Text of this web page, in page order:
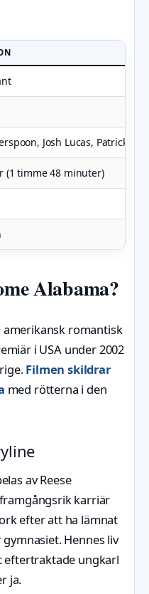
Josh Lucas, Patrick
(1 timme 48 minuter)
Alabama?
amerikansk romantisk
i USA under 2002
Filmen skildrar
med rötterna i den
av Reese
karriär
efter att ha lämnat
Hennes liv
eftertraktade ungkarl
ja.